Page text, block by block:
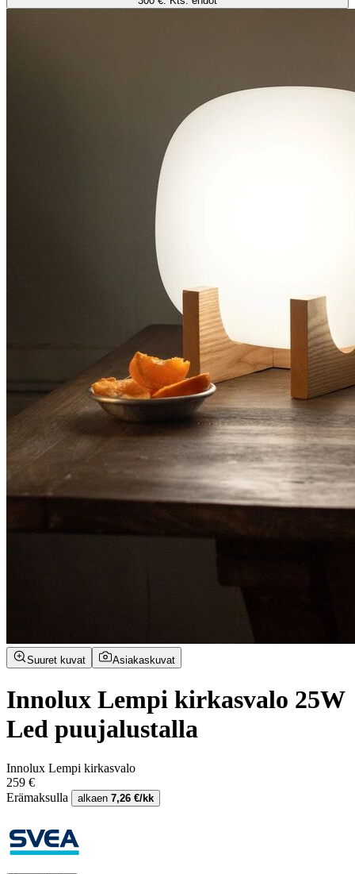
Suuret kuvat Asiakaskuvat
Innolux Lempi kirkasvalo 25W
Led puujalustalla
Innolux Lempi kirkasvalo
259 €
Erämaksulla
alkaen 7,26 €/kk